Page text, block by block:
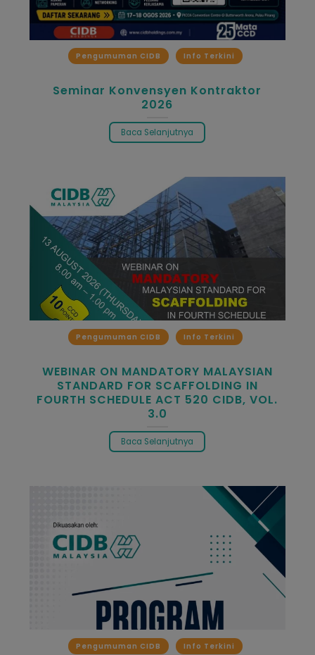
Pengumuman CIDB Info Terkini
Seminar Konvensyen Kontraktor
2026
Baca Selanjutnya
Pengumuman CIDB Info Terkini
WEBINAR ON MANDATORY MALAYSIAN
STANDARD FOR SCAFFOLDING IN
FOURTH SCHEDULE ACT 520 CIDB, VOL.
3.0
Baca Selanjutnya
Pengumuman CIDB Info Terkini